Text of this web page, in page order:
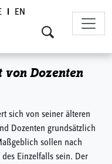
EN
von Dozenten
sich von seiner älteren
Dozenten grundsätzlich
sollen nach
Einzelfalls sein. Der